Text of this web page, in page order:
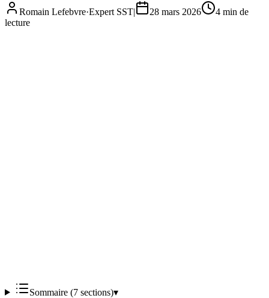
Romain Lefebvre·Expert SST| 28 mars 2026 4 min de
lecture
Sommaire (7sections)▾